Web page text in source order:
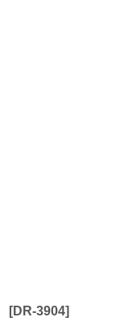
[DR-3904]